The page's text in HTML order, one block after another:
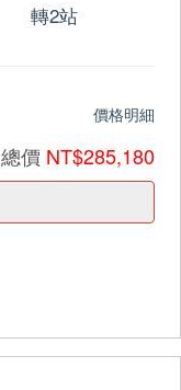
轉2站
價格明細
總價 NT$285,180